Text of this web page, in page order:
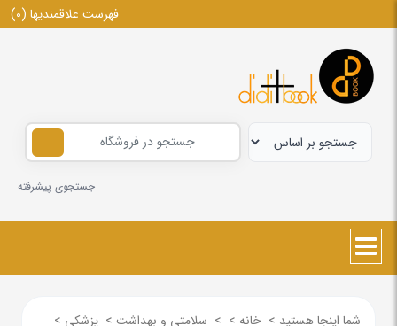
فهرست علاقمندیها (0)
جستجوی پیشرفته
شما اینجا هستید > خانه >
> سلامتی و بهداشت > پزشکی >